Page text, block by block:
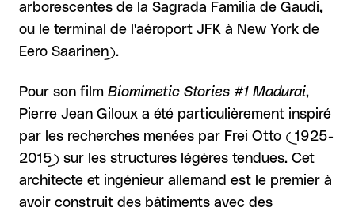
arborescentes de la Sagrada Familia de Gaudi,
ou le terminal de l'aéroport JFK à New York de
Eero Saarinen).
Pour son film Biomimetic Stories #1 Madurai,
Pierre Jean Giloux a été particulièrement inspiré
par les recherches menées par Frei Otto (1925-
2015) sur les structures légères tendues. Cet
architecte et ingénieur allemand est le premier à
avoir construit des bâtiments avec des